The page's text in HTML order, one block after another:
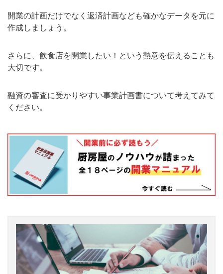
開業の計画だけでなく返済計画なども確かなデータを元に
作成しましょう。
さらに、飲食店を開業したい！という熱意を伝えることも
大切です。
融資の審査に受かりやすい事業計画書について考えてみて
ください。